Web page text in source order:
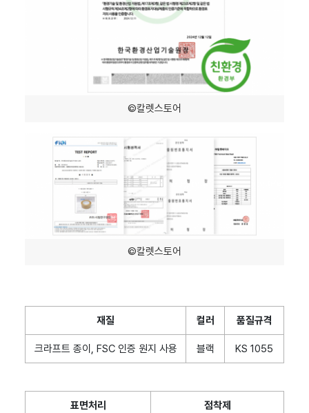
©칼렛스토어
©칼렛스토어
재질 컬러 품질규격
크라프트 종이, FSC 인증 원지 사용 블랙 KS 1055
표면처리 점착제